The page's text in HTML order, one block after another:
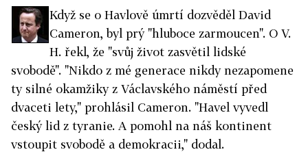
Když se o Havlově úmrtí dozvěděl David
Cameron, byl prý "hluboce zarmoucen". O V.
H. řekl, že "svůj život zasvětil lidské
svobodě". "Nikdo z mé generace nikdy nezapomene
ty silné okamžiky z Václavského náměstí před
dvaceti lety," prohlásil Cameron. "Havel vyvedl
český lid z tyranie. A pomohl na náš kontinent
vstoupit svobodě a demokracii," dodal.